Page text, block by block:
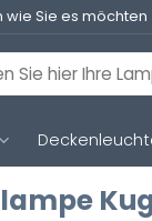
Sie es möchten